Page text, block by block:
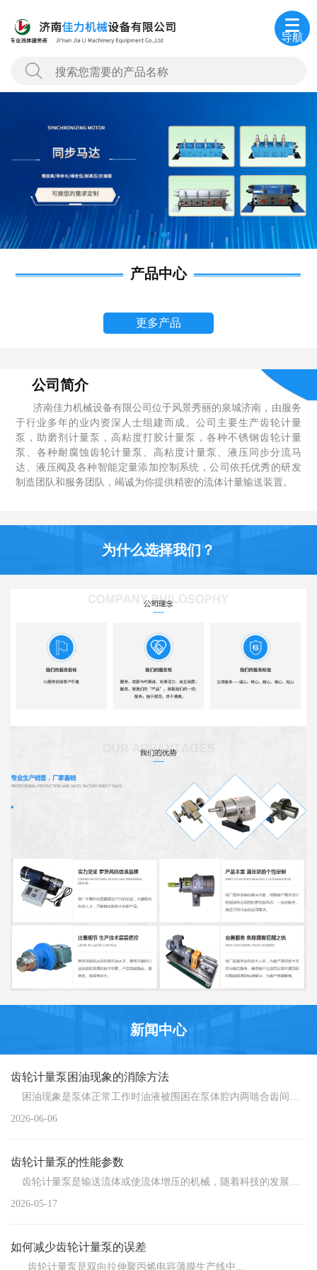
导航
产品中心
更多产品
公司简介
济南佳力机械设备有限公司位于风景秀丽的泉城济南，由服务
于行业多年的业内资深人士组建而成。公司主要生产齿轮计量
泵，助磨剂计量泵，高粘度打胶计量泵，各种不锈钢齿轮计量
泵、各种耐腐蚀齿轮计量泵、高粘度计量泵、液压同步分流马
达、液压阀及各种智能定量添加控制系统，公司依托优秀的研发
制造团队和服务团队，竭诚为你提供精密的流体计量输送装置。
为什么选择我们？
新闻中心
齿轮计量泵困油现象的消除方法
2026-06-06
齿轮计量泵的性能参数
2026-05-17
如何减少齿轮计量泵的误差
齿轮计量泵是双向拉伸聚丙烯电容薄膜生产线中...